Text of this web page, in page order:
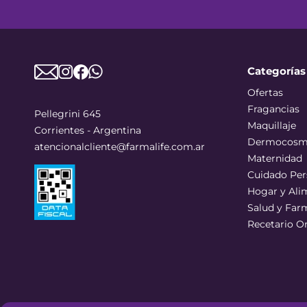
Pellegrini 645
Corrientes - Argentina
atencionalcliente@farmalife.com.ar
Categorías
Ofertas
Fragancias
Maquillaje
Maternidad
Cuidado
Hogar y
Salud y
Recetario